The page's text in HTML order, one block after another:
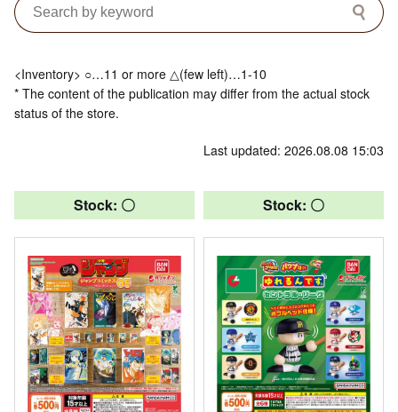
<Inventory> ○…11 or more △(few left)…1-10
* The content of the publication may differ from the actual stock
status of the store.
Last updated: 2026.08.08 15:03
Stock: 〇 Stock: 〇